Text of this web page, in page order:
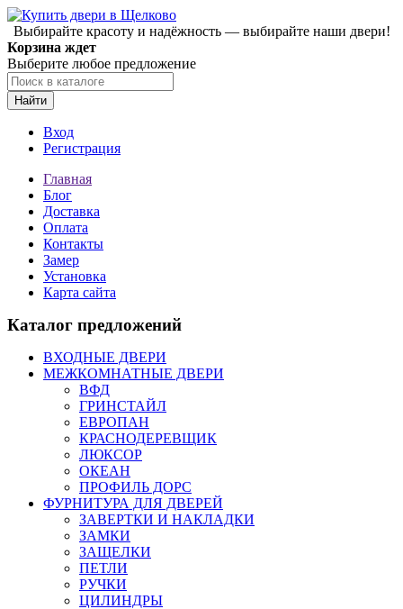
Выбирайте красоту и надёжность — выбирайте наши двери!
Корзина ждет
Выберите любое предложение
Найти
Вход
Регистрация
Главная
Блог
Доставка
Оплата
Контакты
Замер
Установка
Карта сайта
Каталог предложений
ВХОДНЫЕ ДВЕРИ
МЕЖКОМНАТНЫЕ ДВЕРИ
ВФД
ГРИНСТАЙЛ
ЕВРОПАН
КРАСНОДЕРЕВЩИК
ЛЮКСОР
ОКЕАН
ПРОФИЛЬ ДОРС
ФУРНИТУРА ДЛЯ ДВЕРЕЙ
ЗАВЕРТКИ И НАКЛАДКИ
ЗАМКИ
ЗАЩЕЛКИ
ПЕТЛИ
РУЧКИ
ЦИЛИНДРЫ